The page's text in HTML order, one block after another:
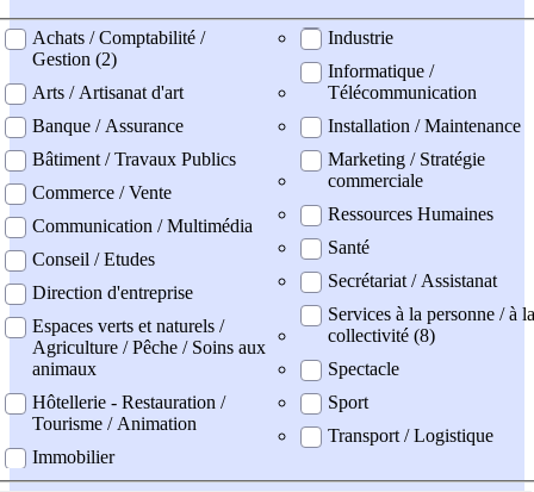
professionel
Achats / Comptabilité /
Gestion (2)
Arts / Artisanat d'art
Banque / Assurance
Bâtiment / Travaux Publics
Commerce / Vente
Communication / Multimédia
Conseil / Etudes
Direction d'entreprise
Espaces verts et naturels /
Agriculture / Pêche / Soins aux
animaux
Hôtellerie - Restauration /
Tourisme / Animation
Immobilier
Industrie
Informatique /
Télécommunication
Installation / Maintenance
Marketing / Stratégie
commerciale
Ressources Humaines
Santé
Secrétariat / Assistanat
Services à la personne / à la
collectivité (8)
Spectacle
Sport
Transport / Logistique